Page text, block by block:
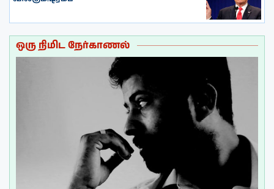
ஒரு நிமிட நேர்காணல்